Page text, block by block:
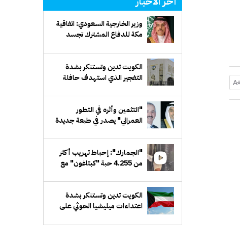
وزير الخارجية السعودي: اتفاقية
مكة للدفاع المشترك تجسد
والاستقرار
الكويت تدين وتستنكر بشدة
التفجير الذي استهدف حافلة
"التثمين وأثره في التطور
العمراني" يصدر في طبعة جديدة
"الجمارك": إحباط تهريب أكثر
من 4.255 حبة "كبتاغون" مع
الكويت تدين وتستنكر بشدة
اعتداءات ميليشيا الحوثي على